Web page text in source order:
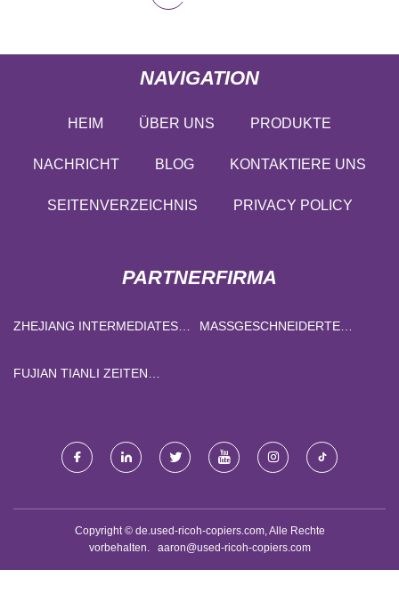
NAVIGATION
HEIM ÜBER UNS PRODUKTE
NACHRICHT BLOG KONTAKTIERE UNS
SEITENVERZEICHNIS PRIVACY POLICY
PARTNERFIRMA
ZHEJIANG INTERMEDIATES
MASSGESCHNEIDERTE A
FUJIAN TIANLI ZEITEN
Copyright © de.used-ricoh-copiers.com, Alle Rechte
vorbehalten. aaron@used-ricoh-copiers.com